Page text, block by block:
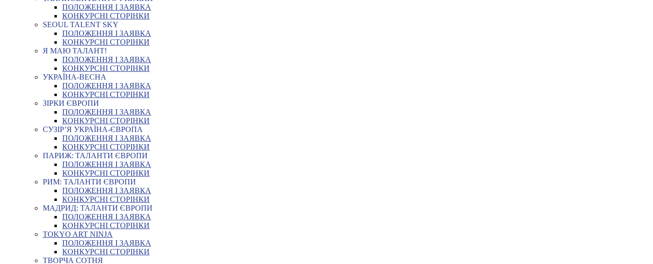
ПОЛОЖЕННЯ І ЗАЯВКА
КОНКУРСНІ СТОРІНКИ
SEOUL TALENT SKY
ПОЛОЖЕННЯ І ЗАЯВКА
КОНКУРСНІ СТОРІНКИ
Я МАЮ ТАЛАНТ!
ПОЛОЖЕННЯ І ЗАЯВКА
КОНКУРСНІ СТОРІНКИ
УКРАЇНА-ВЕСНА
ПОЛОЖЕННЯ І ЗАЯВКА
КОНКУРСНІ СТОРІНКИ
ЗІРКИ ЄВРОПИ
ПОЛОЖЕННЯ І ЗАЯВКА
КОНКУРСНІ СТОРІНКИ
СУЗІР’Я УКРАЇНА-ЄВРОПА
ПОЛОЖЕННЯ І ЗАЯВКА
КОНКУРСНІ СТОРІНКИ
ПАРИЖ: ТАЛАНТИ ЄВРОПИ
ПОЛОЖЕННЯ І ЗАЯВКА
КОНКУРСНІ СТОРІНКИ
РИМ: ТАЛАНТИ ЄВРОПИ
ПОЛОЖЕННЯ І ЗАЯВКА
КОНКУРСНІ СТОРІНКИ
МАДРИД: ТАЛАНТИ ЄВРОПИ
ПОЛОЖЕННЯ І ЗАЯВКА
КОНКУРСНІ СТОРІНКИ
TOKYO ART NINJA
ПОЛОЖЕННЯ І ЗАЯВКА
КОНКУРСНІ СТОРІНКИ
ТВОРЧА СОТНЯ